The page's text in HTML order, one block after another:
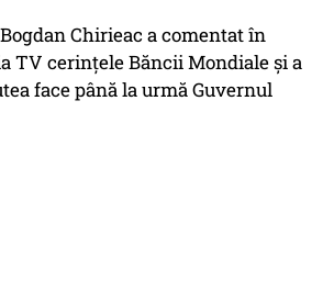
Chirieac a comentat în
TV cerințele Băncii Mondiale și a
face până la urmă Guvernul